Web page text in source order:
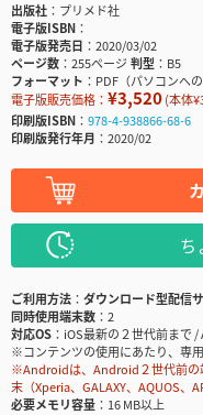
出版社
プリメド社
電子版ISBN
電子版発売日
2020/03/02
ページ数
255ページ判型
B5
フォーマット
PDF（パソコンへ
電子版販売価格： ¥3,520(本体
印刷版ISBN
978-4-938866-68-6
印刷版発行年月
2020/02
ち
ご利用方法
ダウンロード型配信
同時使用端末数
2
対応OS
iOS最新の２世代前まで
※コンテンツの使用にあたり、専
※Androidは、Android２世代前の
末（Xperia、GALAXY、AQUOS、
必要メモリ容量
16 MB以上